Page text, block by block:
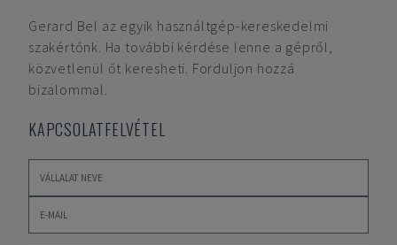
Gerard Bel az egyik használtgép-kereskedelmi
szakértőnk. Ha további kérdése lenne a gépről,
közvetlenül őt keresheti. Forduljon hozzá
bizalommal.
KAPCSOLATFELVÉTEL